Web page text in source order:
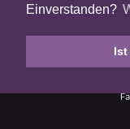
Einverstanden?
Tweets by